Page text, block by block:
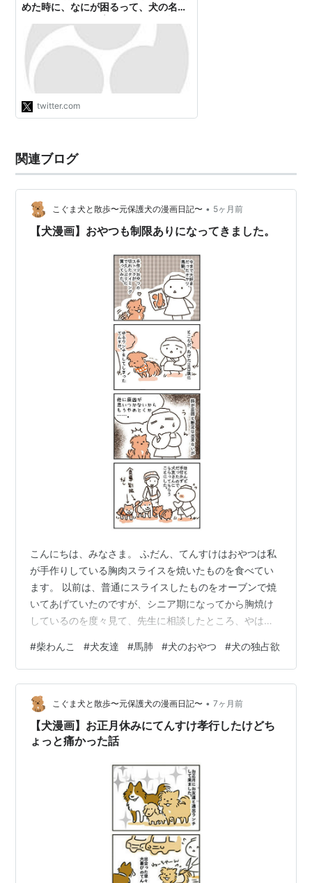
めた時に、なにが困るって、犬の名前
るにできなくて、ちゃんと名前で登録
したら探せなくなり、とうとうレオン
的射とか、犬の名前+苗字という荒技
に辿り着き、なんかレスラーの電話帳
みたいなのができてしまった…。"
twitter.com
関連ブログ
こぐま犬と散歩〜元保護犬の漫画日記〜 • 5ヶ月前
【犬漫画】おやつも制限ありになってきました。
こんにちは、みなさま。 ふだん、てんすけはおやつは私
が手作りしている胸肉スライスを焼いたものを食べてい
ます。 以前は、普通にスライスしたものをオーブンで焼
いてあげていたのですが、シニア期になってから胸焼け
しているのを度々見て、先生に相談したところ、やはり
に、一度ゆがいて脂を落としてから焼く、というローフ
ァットチップスになりました。 ぼくそれ好き もともと胃
腸があまり強くなく、子犬の頃はしょっちゅう下痢して
病院に駆け込むということが多かったてんすけ。 食べ物
にもうるさくフードを何度も変えて…トッピングも変え
て…といろいろ変遷を経て、今はササミを茹で…
#柴わんこ #犬友達 #馬肺 #犬のおやつ #犬の独占欲
こぐま犬と散歩〜元保護犬の漫画日記〜 • 7ヶ月前
【犬漫画】お正月休みにてんすけ孝行したけどち
ょっと痛かった話